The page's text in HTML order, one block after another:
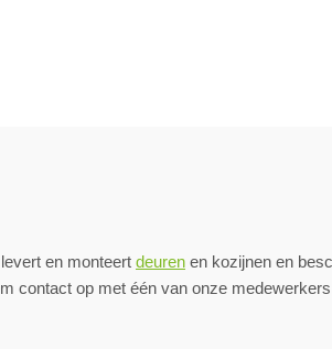
en monteert deuren en kozijnen en
contact op met één van onze